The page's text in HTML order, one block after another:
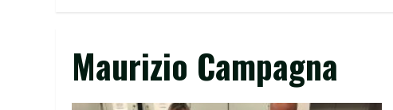
Maurizio Campagna